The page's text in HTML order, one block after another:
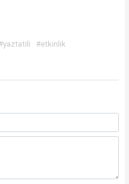
#etkinlik